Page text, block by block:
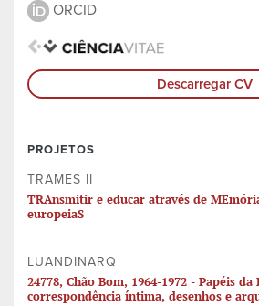
ORCID
Descarregar CV
PROJETOS
TRAMES II
TRAnsmitir e educar através de
europeiaS
LUANDINARQ
24778, Chão Bom, 1964-1972 - Papéis da
correspondência íntima, desenhos e